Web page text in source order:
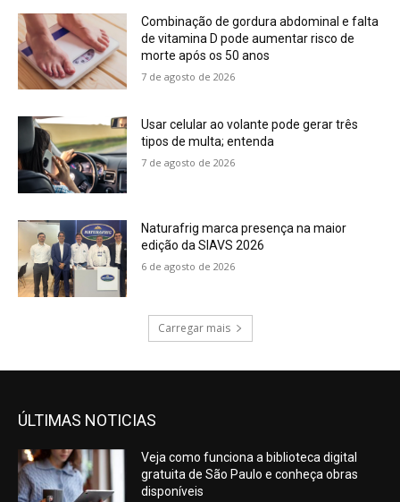
Combinação de gordura abdominal e falta
de vitamina D pode aumentar risco de
morte após os 50 anos
7 de agosto de 2026
Usar celular ao volante pode gerar três
tipos de multa; entenda
7 de agosto de 2026
Naturafrig marca presença na maior
edição da SIAVS 2026
6 de agosto de 2026
Carregar mais
ÚLTIMAS NOTICIAS
Veja como funciona a biblioteca digital
gratuita de São Paulo e conheça obras
disponíveis